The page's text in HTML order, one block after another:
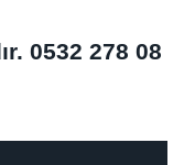
0532 278 08